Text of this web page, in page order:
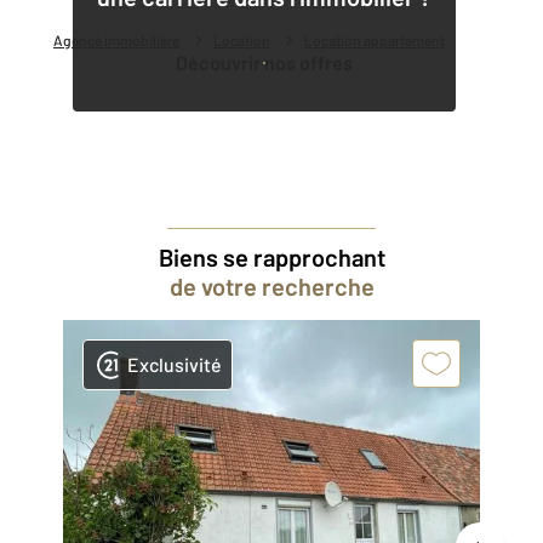
Agence immobilière
Découvrir nos offres
Biens se rapprochant
de votre recherche
Exclusivité